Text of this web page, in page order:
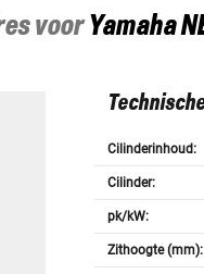
voorYamaha
Cilinderinhoud:
Cilinder:
pk/kW:
Zithoogte (mm):